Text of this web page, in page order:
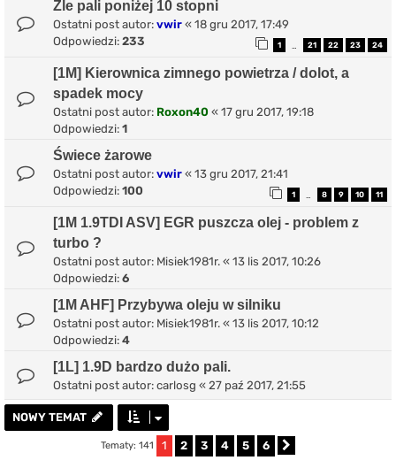
Źle pali poniżej 10 stopni
Ostatni post autor: vwir « 18 gru 2017, 17:49
Odpowiedzi: 233 1 21 22 23 24
[1M] Kierownica zimnego powietrza / dolot, a
spadek mocy
Ostatni post autor: Roxon40 « 17 gru 2017, 19:18
Odpowiedzi: 1
Świece żarowe
Ostatni post autor: vwir « 13 gru 2017, 21:41
Odpowiedzi: 100 1 8 9 10 11
[1M 1.9TDI ASV] EGR puszcza olej - problem z
turbo ?
Ostatni post autor: Misiek1981r. « 13 lis 2017, 10:26
Odpowiedzi: 6
[1M AHF] Przybywa oleju w silniku
Ostatni post autor: Misiek1981r. « 13 lis 2017, 10:12
Odpowiedzi: 4
[1L] 1.9D bardzo dużo pali.
Ostatni post autor: carlosg « 27 paź 2017, 21:55
NOWY TEMAT
Tematy: 141 1 2 3 4 5 6